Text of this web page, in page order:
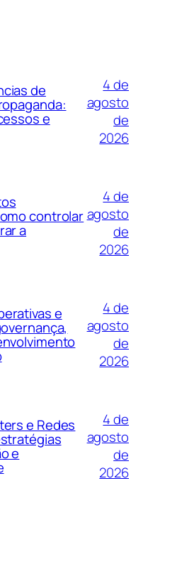
de
e
4 de
agosto
de
2026
controlar
a
4 de
agosto
de
2026
e
4 de
agosto
de
2026
e Redes
e
4 de
agosto
de
2026